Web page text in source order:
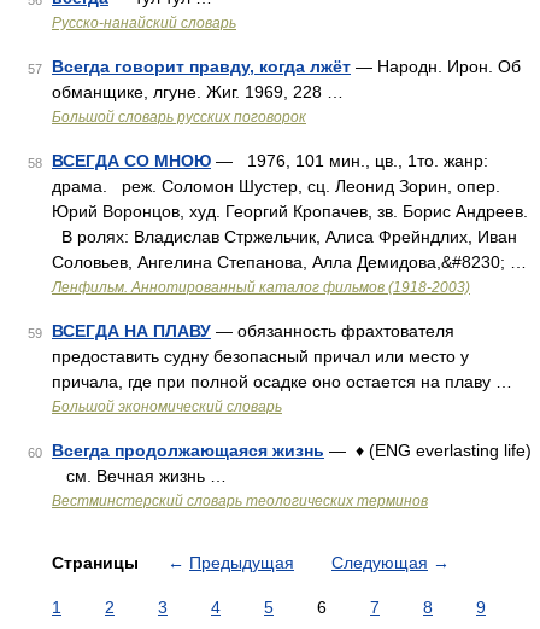
Русско-нанайский словарь
57 Всегда говорит правду, когда лжёт — Народн. Ирон. Об
обманщике, лгуне. Жиг. 1969, 228 …
Большой словарь русских поговорок
58 ВСЕГДА СО МНОЮ — 1976, 101 мин., цв., 1то. жанр:
драма. реж. Соломон Шустер, сц. Леонид Зорин, опер.
Юрий Воронцов, худ. Георгий Кропачев, зв. Борис Андреев.
В ролях: Владислав Стржельчик, Алиса Фрейндлих, Иван
Соловьев, Ангелина Степанова, Алла Демидова,&#8230; …
Ленфильм. Аннотированный каталог фильмов (1918-2003)
59 ВСЕГДА НА ПЛАВУ — обязанность фрахтователя
предоставить судну безопасный причал или место у
причала, где при полной осадке оно остается на плаву …
Большой экономический словарь
60 Всегда продолжающаяся жизнь — ♦ (ENG everlasting life)
см. Вечная жизнь …
Вестминстерский словарь теологических терминов
Страницы ← Предыдущая Следующая →
1 2 3 4 5 6 7 8
9